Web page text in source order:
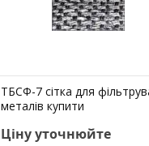
ТБСФ-7 сітка для
металів купити
Ціну уточнюйте